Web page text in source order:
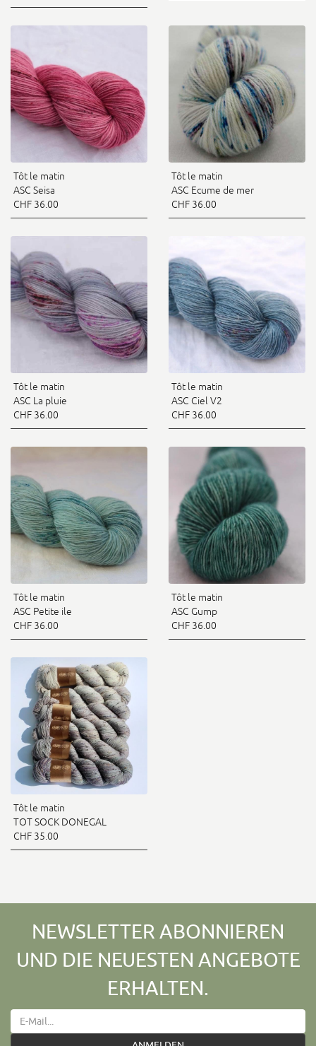
Tôt le matin
ASC Seisa
CHF 36.00
Tôt le matin
ASC Ecume de mer
CHF 36.00
Tôt le matin
ASC La pluie
CHF 36.00
Tôt le matin
ASC Ciel V2
CHF 36.00
Tôt le matin
ASC Petite ile
CHF 36.00
Tôt le matin
ASC Gump
CHF 36.00
Tôt le matin
TOT SOCK DONEGAL
CHF 35.00
NEWSLETTER ABONNIEREN
UND DIE NEUESTEN ANGEBOTE
ERHALTEN.